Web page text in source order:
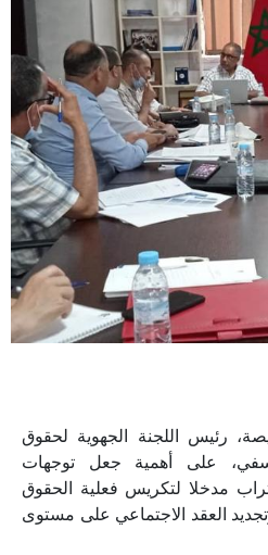
رئيس اللجنة الجهوية لحقوق
على أهمية جعل توجهات
مدخلا لتكريس فعلية الحقوق
العقد الاجتماعي على مستوى